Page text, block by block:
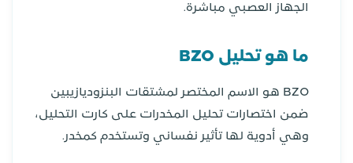
الجهاز العصبي مباشرة.
ما هو تحليل BZO
BZO هو الاسم المختصر لمشتقات البنزوديازيبين
ضمن اختصارات تحليل المخدرات على كارت التحليل،
وهي أدوية لها تأثير نفساني وتستخدم كمخدر.